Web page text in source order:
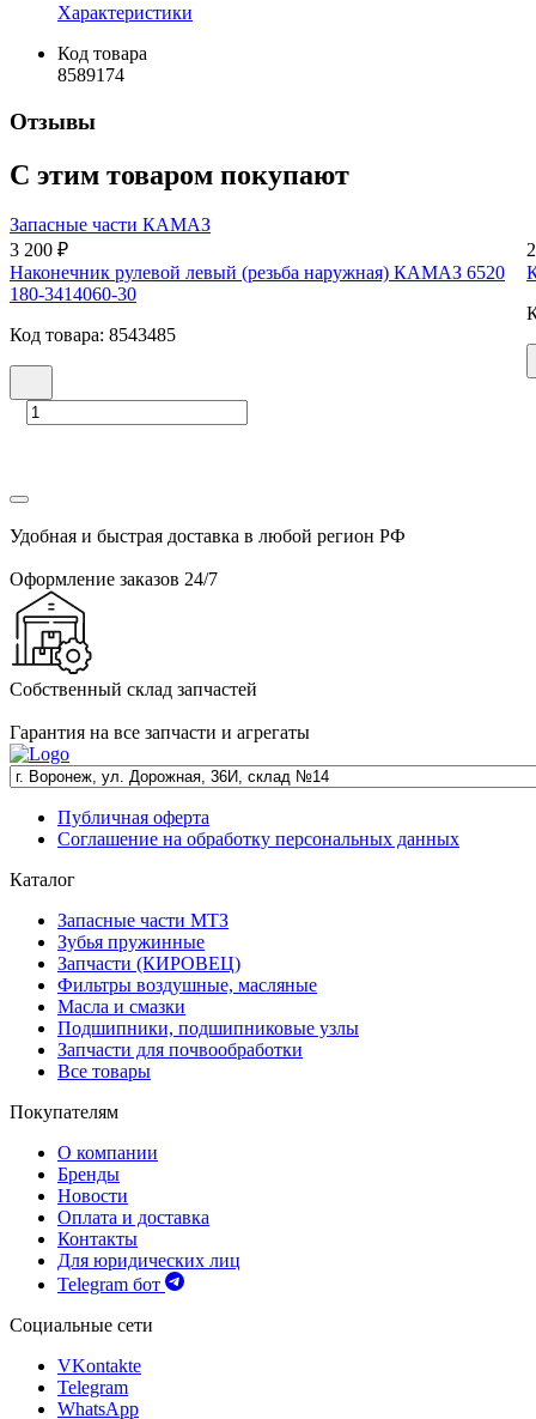
Характеристики
Код товара
8589174
Отзывы
С этим товаром покупают
Запасные части КАМАЗ
3 200 ₽
Наконечник рулевой левый (резьба наружная) КАМАЗ 6520
180-3414060-30
Код товара: 8543485
Удобная и быстрая доставка в любой регион РФ
Оформление заказов 24/7
Собственный склад запчастей
Гарантия на все запчасти и агрегаты
Публичная оферта
Соглашение на обработку персональных данных
Каталог
Запасные части МТЗ
Зубья пружинные
Запчасти (КИРОВЕЦ)
Фильтры воздушные, масляные
Масла и смазки
Подшипники, подшипниковые узлы
Запчасти для почвообработки
Все товары
Покупателям
О компании
Бренды
Новости
Оплата и доставка
Контакты
Для юридических лиц
Telegram бот
Социальные сети
VKontakte
Telegram
WhatsApp